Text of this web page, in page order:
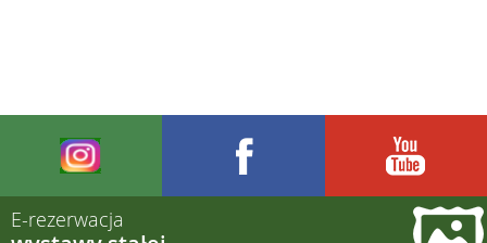
E-rezerwacja